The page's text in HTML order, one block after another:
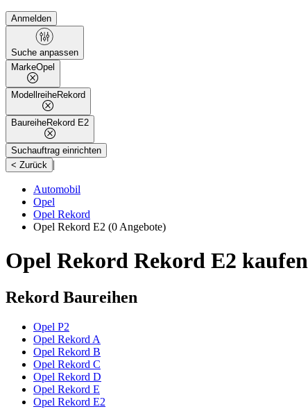
Anmelden
Suche anpassen
MarkeOpel
ModellreiheRekord
BaureiheRekord E2
Suchauftrag einrichten
< Zurück
|
Automobil
Opel
Opel Rekord
Opel Rekord E2 (0 Angebote)
Opel Rekord Rekord E2 kaufen
Rekord Baureihen
Opel P2
Opel Rekord A
Opel Rekord B
Opel Rekord C
Opel Rekord D
Opel Rekord E
Opel Rekord E2